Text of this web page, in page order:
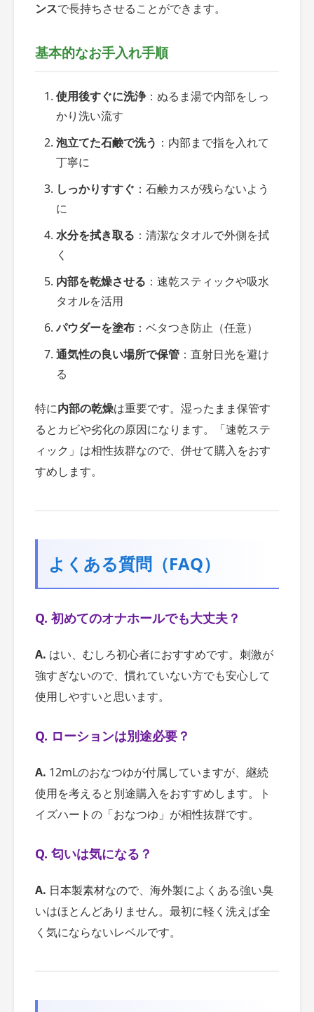
ンスで長持ちさせることができます。
基本的なお手入れ手順
使用後すぐに洗浄：ぬるま湯で内部をしっ
かり洗い流す
泡立てた石鹸で洗う ：内部まで指を入れて
丁寧に
しっかりすすぐ ：石鹸カスが残らないよう
に
水分を拭き取る ：清潔なタオルで外側を拭
く
内部を乾燥させる ：速乾スティックや吸水
タオルを活用
パウダーを塗布 ：ベタつき防止（任意）
通気性の良い場所で保管 ：直射日光を避け
る
特に内部の乾燥は重要です。湿ったまま保管す
るとカビや劣化の原因になります。「速乾ステ
ィック」は相性抜群なので、併せて購入をおす
すめします。
よくある質問（FAQ）
Q. 初めてのオナホールでも大丈夫？
A. はい、むしろ初心者におすすめです。刺激が
強すぎないので、慣れていない方でも安心して
使用しやすいと思います。
Q. ローションは別途必要？
A. 12mLのおなつゆが付属していますが、継続
使用を考えると別途購入をおすすめします。ト
イズハートの「おなつゆ」が相性抜群です。
Q. 匂いは気になる？
A. 日本製素材なので、海外製によくある強い臭
いはほとんどありません。最初に軽く洗えば全
く気にならないレベルです。